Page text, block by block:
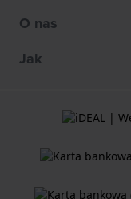
O nas
Jak